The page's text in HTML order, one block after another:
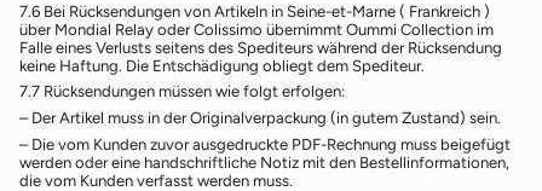
7.6 Bei Rücksendungen von Artikeln in Seine-et-Marne ( Frankreich )
über Mondial Relay oder Colissimo übernimmt Oummi Collection im
Falle eines Verlusts seitens des Spediteurs während der Rücksendung
keine Haftung. Die Entschädigung obliegt dem Spediteur.
7.7 Rücksendungen müssen wie folgt erfolgen:
– Der Artikel muss in der Originalverpackung (in gutem Zustand) sein.
– Die vom Kunden zuvor ausgedruckte PDF-Rechnung muss beigefügt
werden oder eine handschriftliche Notiz mit den Bestellinformationen,
die vom Kunden verfasst werden muss.